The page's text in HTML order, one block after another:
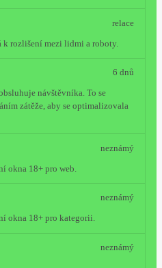
k rozlišení mezi lidmi a roboty.
relace
návštěvníka. To se
zátěže, aby se optimalizovala
6 dnů
okna 18+ pro web.
neznámý
okna 18+ pro kategorii.
neznámý
neznámý